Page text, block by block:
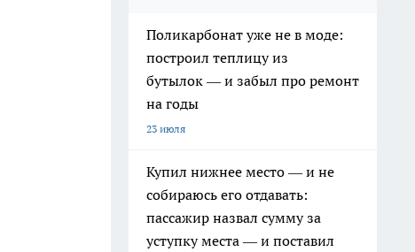
Поликарбонат уже не в моде:
построил теплицу из
бутылок — и забыл про ремонт
на годы
23 июля
Купил нижнее место — и не
собираюсь его отдавать:
пассажир назвал сумму за
уступку места — и поставил